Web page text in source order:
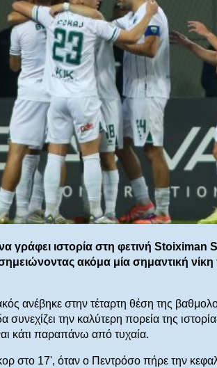
γράφει ιστορία στη φετινή
ακόμα μία σημαντική νίκη
ανέβηκε στην τέταρτη θέση της
την καλύτερη πορεία της
κάτι παραπάνω από τυχαία.
στο 17', όταν ο Πεντρόσο πήρε την